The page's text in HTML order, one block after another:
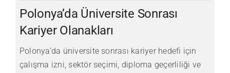
Polonya’da Üniversite Sonrası
Kariyer Olanakları
Polonya’da üniversite sonrası kariyer hedefi için
çalışma izni, sektör seçimi, diploma geçerliliği ve